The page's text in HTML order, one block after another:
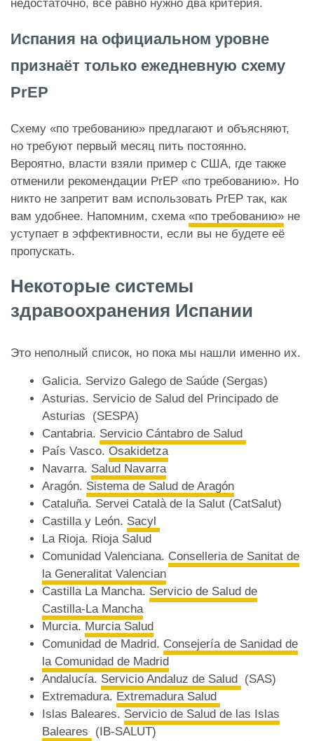
недостаточно, всё равно нужно два критерия.
Испания на официальном уровне
признаёт только ежедневную схему
PrEP
Схему «по требованию» предлагают и объясняют,
но требуют первый месяц пить постоянно.
Вероятно, власти взяли пример с США, где также
отменили рекомендации PrEP «по требованию». Но
никто не запретит вам использовать PrEP так, как
вам удобнее. Напомним, схема «по требованию» не
уступает в эффективности, если вы не будете её
пропускать.
Некоторые системы
здравоохранения Испании
Это неполный список, но пока мы нашли именно их.
Galicia. Servizo Galego de Saúde (Sergas)
Asturias. Servicio de Salud del Principado de
Asturias (SESPA)
Cantabria. Servicio Cántabro de Salud
País Vasco. Osakidetza
Navarra. Salud Navarra
Aragón. Sistema de Salud de Aragón
Cataluña. Servei Català de la Salut (CatSalut)
Castilla y León. Sacyl
La Rioja. Rioja Salud
Comunidad Valenciana. Conselleria de Sanitat de
la Generalitat Valencian
Castilla La Mancha. Servicio de Salud de
Castilla-La Mancha
Murcia. Murcia Salud
Comunidad de Madrid. Consejería de Sanidad de
la Comunidad de Madrid
Andalucía. Servicio Andaluz de Salud
(SAS)
Extremadura. Extremadura Salud
Islas Baleares. Servicio de Salud de las Islas
Baleares
(IB-SALUT)